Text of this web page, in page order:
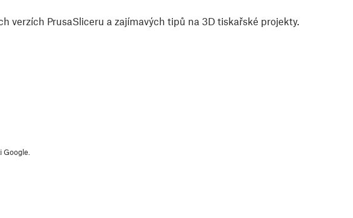
verzích PrusaSliceru a zajímavých tipů na 3D tiskařské projekty.
Google.